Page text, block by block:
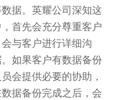
据。英耀公司深知这
首先会充分尊重客户
与客户进行详细沟
如果客户有数据备份
会提供必要的协助，
据备份完成之后，会